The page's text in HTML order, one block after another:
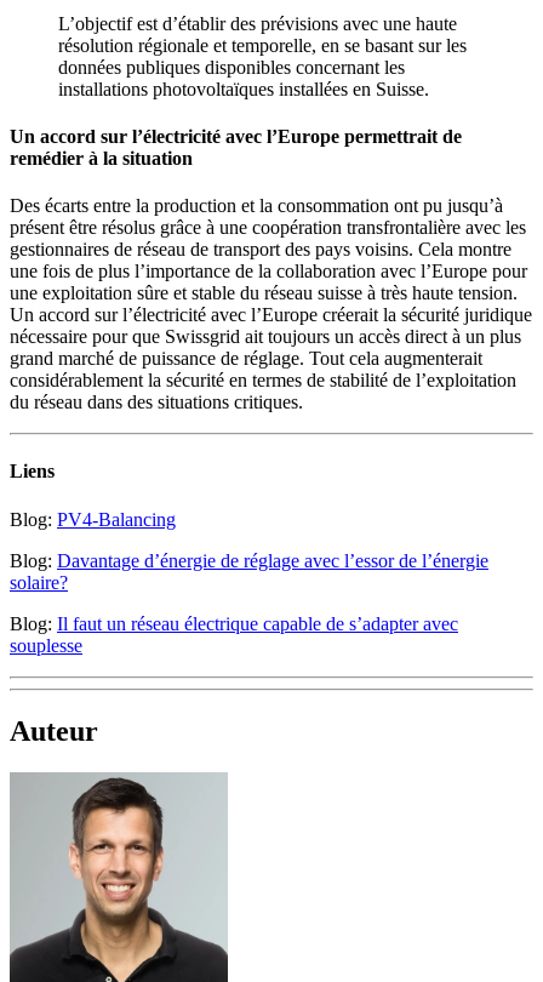
L’objectif est d’établir des prévisions avec une haute
résolution régionale et temporelle, en se basant sur les
données publiques disponibles concernant les
installations photovoltaïques installées en Suisse.
Un accord sur l’électricité avec l’Europe permettrait de
remédier à la situation
Des écarts entre la production et la consommation ont pu jusqu’à
présent être résolus grâce à une coopération transfrontalière avec les
gestionnaires de réseau de transport des pays voisins. Cela montre
une fois de plus l’importance de la collaboration avec l’Europe pour
une exploitation sûre et stable du réseau suisse à très haute tension.
Un accord sur l’électricité avec l’Europe créerait la sécurité juridique
nécessaire pour que Swissgrid ait toujours un accès direct à un plus
grand marché de puissance de réglage. Tout cela augmenterait
considérablement la sécurité en termes de stabilité de l’exploitation
du réseau dans des situations critiques.
Liens
Blog: PV4-Balancing
Blog: Davantage d’énergie de réglage avec l’essor de l’énergie
solaire?
Blog: Il faut un réseau électrique capable de s’adapter avec
souplesse
Auteur